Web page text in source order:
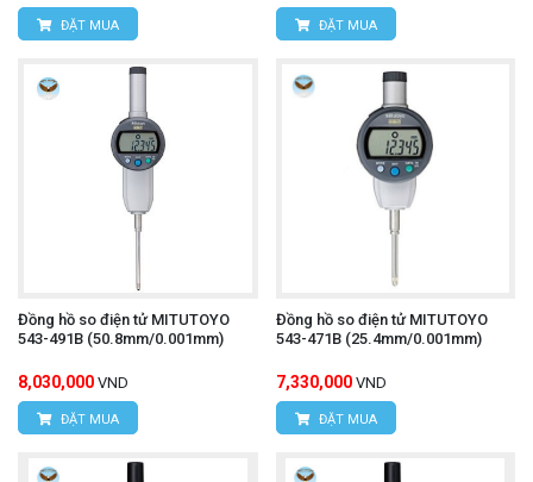
ĐẶT MUA ĐẶT MUA
Đồng hồ so điện tử MITUTOYO
543-491B (50.8mm/0.001mm)
8,030,000 VND
ĐẶT MUA
Đồng hồ so điện tử MITUTOYO
543-471B (25.4mm/0.001mm)
7,330,000 VND
ĐẶT MUA